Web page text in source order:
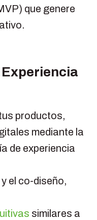
que genere
productos,
mediante la
de experiencia
el co-diseño,
similares a